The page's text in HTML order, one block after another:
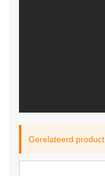
Gerelateerd product